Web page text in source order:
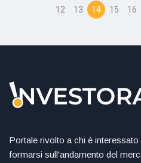
12
13 14 15 16
Portale rivolto a chi è
formarsi sull'andamento del